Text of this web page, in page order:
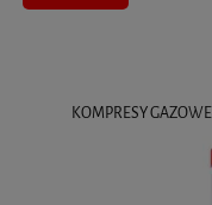
KOMPRESY